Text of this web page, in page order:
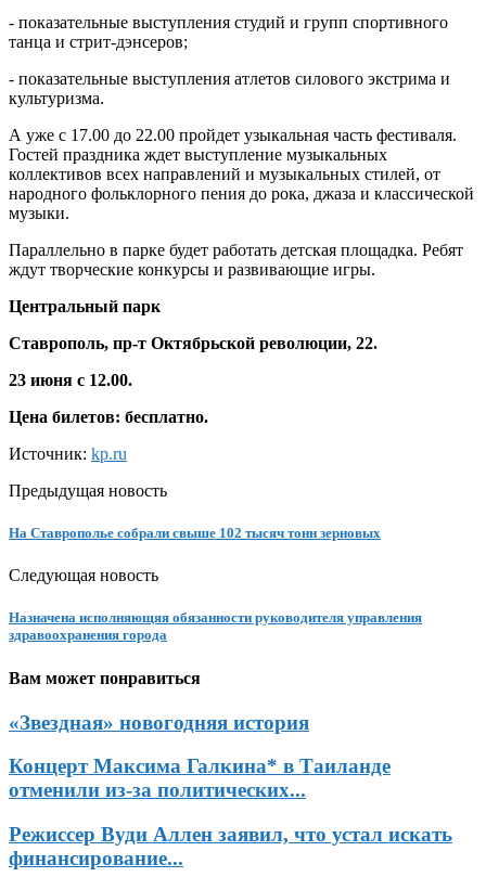
- показательные выступления студий и групп спортивного
танца и стрит-дэнсеров;
- показательные выступления атлетов силового экстрима и
культуризма.
А уже с 17.00 до 22.00 пройдет узыкальная часть фестиваля.
Гостей праздника ждет выступление музыкальных
коллективов всех направлений и музыкальных стилей, от
народного фольклорного пения до рока, джаза и классической
музыки.
Параллельно в парке будет работать детская площадка. Ребят
ждут творческие конкурсы и развивающие игры.
Центральный парк
Ставрополь, пр-т Октябрьской революции, 22.
23 июня с 12.00.
Цена билетов: бесплатно.
Источник: kp.ru
Предыдущая новость
На Ставрополье собрали свыше 102 тысяч тонн зерновых
Следующая новость
Назначена исполняющяя обязанности руководителя управления
здравоохранения города
Вам может понравиться
«Звездная» новогодняя история
Концерт Максима Галкина* в Таиланде
отменили из-за политических...
Режиссер Вуди Аллен заявил, что устал искать
финансирование...